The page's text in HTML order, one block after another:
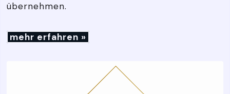
übernehmen.
mehr erfahren »